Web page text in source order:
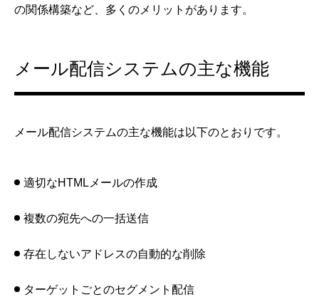
の関係構築など、多くのメリットがあります。
メール配信システムの主な機能
メール配信システムの主な機能は以下のとおりです。
適切なHTMLメールの作成
複数の宛先への一括送信
存在しないアドレスの自動的な削除
ターゲットごとのセグメント配信